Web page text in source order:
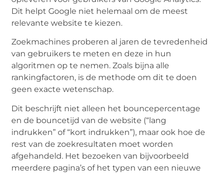
Dit helpt Google niet helemaal om de meest
relevante website te kiezen.
Zoekmachines proberen al jaren de tevredenheid
van gebruikers te meten en deze in hun
algoritmen op te nemen. Zoals bijna alle
rankingfactoren, is de methode om dit te doen
geen exacte wetenschap.
Dit beschrijft niet alleen het bouncepercentage
en de bouncetijd van de website (“lang
indrukken” of “kort indrukken”), maar ook hoe de
rest van de zoekresultaten moet worden
afgehandeld. Het bezoeken van bijvoorbeeld
meerdere pagina’s of het typen van een nieuwe